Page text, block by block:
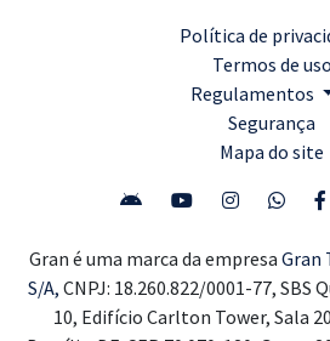
Política de
Termos de uso
Regulamentos
Segurança
Mapa do site
Gran é uma marca da empresa Gran
S/A, CNPJ: 18.260.822/0001-77, SBS
10, Edifício Carlton Tower, Sala